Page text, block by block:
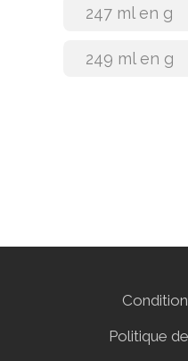
247 ml en g
249 ml en g
Politique